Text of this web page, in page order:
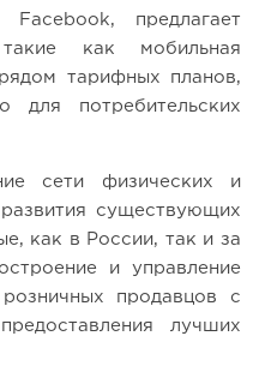
предлагает
как мобильная
тарифных планов,
для потребительских
сети физических и
существующих
как в России, так и за
и управление
продавцов с
лучших